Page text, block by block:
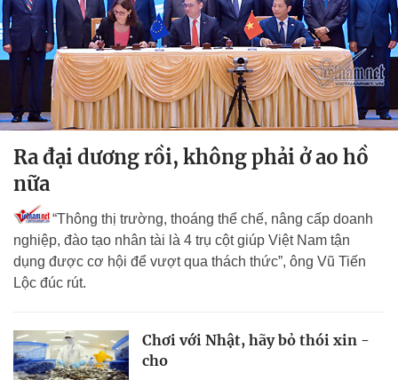
Ra đại dương rồi, không phải ở ao hồ
nữa
“Thông thị trường, thoáng thể chế, nâng cấp doanh
nghiệp, đào tạo nhân tài là 4 trụ cột giúp Việt Nam tận
dụng được cơ hội để vượt qua thách thức”, ông Vũ Tiến
Lộc đúc rút.
Chơi với Nhật, hãy bỏ thói xin -
cho